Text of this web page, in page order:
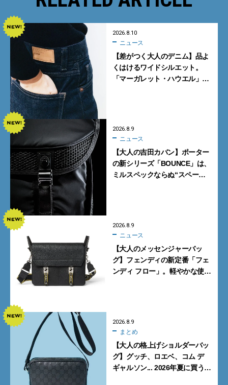
2026.8.10
ニュース
【差がつく大人のデニム】品よ
くはけるワイドシルエット。
「マーガレット・ハウエル」と
2026.8.9
ニュース
【大人の吉田カバン】ポーター
の新シリーズ「BOUNCE」は、
ミルスペックならぬ“スペース
2026.8.9
ニュース
【大人のメッセンジャーバッ
グ】フェンディの新定番「フェ
ンディ フロー」。軽やかな使い
2026.8.9
まとめ
【大人の格上げショルダーバッ
グ】グッチ、ロエベ、コム デ
ギャルソン... 2026年夏に買うべ